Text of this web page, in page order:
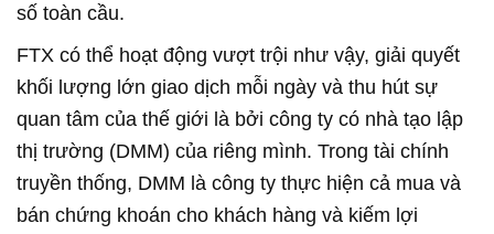
số toàn cầu.
FTX có thể hoạt động vượt trội như vậy, giải quyết
khối lượng lớn giao dịch mỗi ngày và thu hút sự
quan tâm của thế giới là bởi công ty có nhà tạo lập
thị trường (DMM) của riêng mình. Trong tài chính
truyền thống, DMM là công ty thực hiện cả mua và
bán chứng khoán cho khách hàng và kiếm lợi